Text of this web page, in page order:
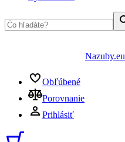
Nazuby.eu
Obľúbené
Porovnanie
Prihlásiť